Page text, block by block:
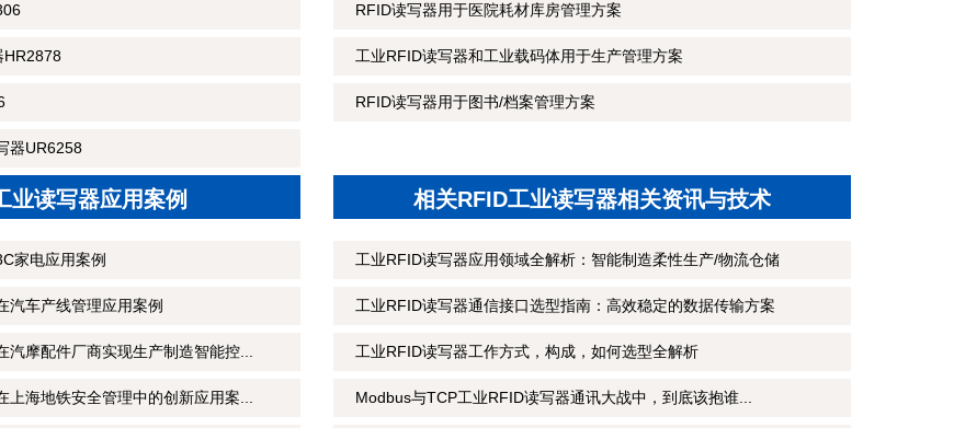
HR2878
器UR6258
RFID读写器用于医院耗材库房管理方案
工业RFID读写器和工业载码体用于生产管理方案
RFID读写器用于图书/档案管理方案
业读写器应用案例
家电应用案例
汽车产线管理应用案例
摩配件厂商实现生产制造智能控...
海地铁安全管理中的创新应用案...
相关RFID工业读写器相关资讯与技术
工业RFID读写器应用领域全解析：智能制造柔性生产/物流仓储
工业RFID读写器通信接口选型指南：高效稳定的数据传输方案
工业RFID读写器工作方式，构成，如何选型全解析
Modbus与TCP工业RFID读写器通讯大战中，到底该抱谁...